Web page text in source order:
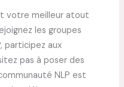
votre meilleur atout
les groupes
participez aux
pas à poser des
NLP est